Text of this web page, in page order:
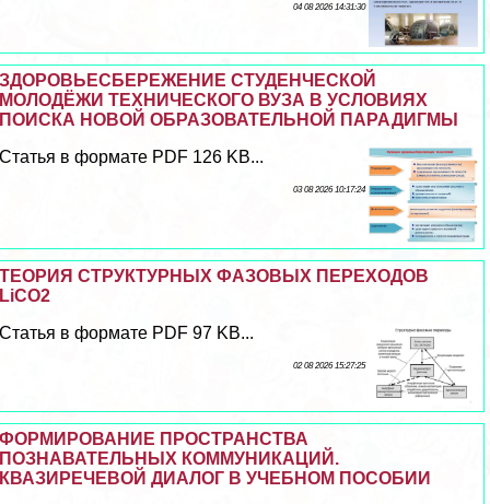
04 08 2026 14:31:30
ЗДОРОВЬЕСБЕРЕЖЕНИЕ СТУДЕНЧЕСКОЙ
МОЛОДЁЖИ ТЕХНИЧЕСКОГО ВУЗА В УСЛОВИЯХ
ПОИСКА НОВОЙ ОБРАЗОВАТЕЛЬНОЙ ПАРАДИГМЫ
Статья в формате PDF 126 KB...
03 08 2026 10:17:24
ТЕОРИЯ СТРУКТУРНЫХ ФАЗОВЫХ ПЕРЕХОДОВ
LiCO2
Статья в формате PDF 97 KB...
02 08 2026 15:27:25
ФОРМИРОВАНИЕ ПРОСТРАНСТВА
ПОЗНАВАТЕЛЬНЫХ КОММУНИКАЦИЙ.
КВАЗИРЕЧЕВОЙ ДИАЛОГ В УЧЕБНОМ ПОСОБИИ